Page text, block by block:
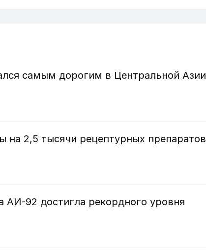
самым дорогим в Центральной Азии
на 2,5 тысячи рецептурных препаратов
АИ-92 достигла рекордного уровня